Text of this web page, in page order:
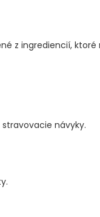
z ingrediencií,
návyky.